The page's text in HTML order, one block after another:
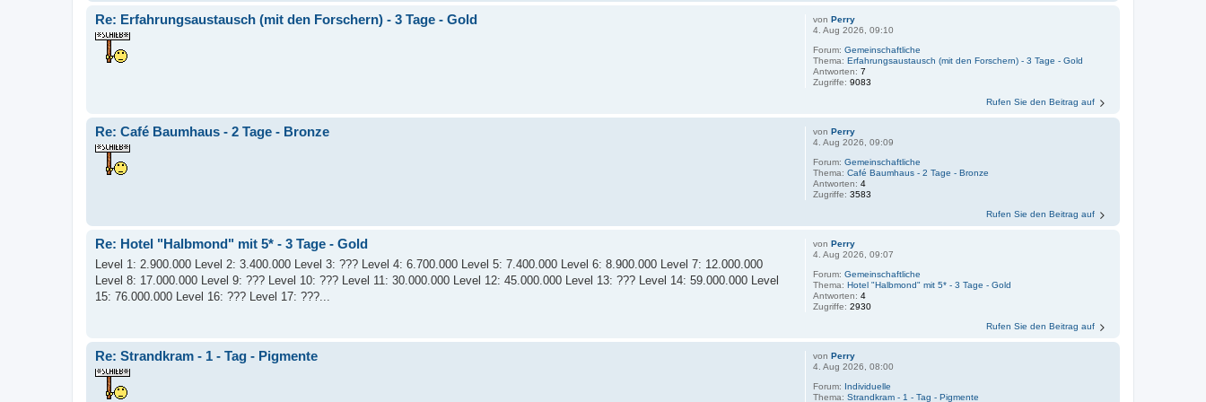
vonPerry
4. Aug 2026, 09:10
Forum:Gemeinschaftliche
Thema:Erfahrungsaustausch (mit den Forschern) - 3 Tage - Gold
Antworten:7
Zugriffe:9083
Re: Erfahrungsaustausch (mit den Forschern) - 3 Tage - Gold
Rufen Sie den Beitrag auf
vonPerry
4. Aug 2026, 09:09
Forum:Gemeinschaftliche
Thema:Café Baumhaus - 2 Tage - Bronze
Antworten:4
Zugriffe:3583
Re: Café Baumhaus - 2 Tage - Bronze
Rufen Sie den Beitrag auf
vonPerry
4. Aug 2026, 09:07
Forum:Gemeinschaftliche
Thema:Hotel "Halbmond" mit 5* - 3 Tage - Gold
Antworten:4
Zugriffe:2930
Re: Hotel "Halbmond" mit 5* - 3 Tage - Gold
Level 1: 2.900.000 Level 2: 3.400.000 Level 3: ??? Level 4: 6.700.000 Level 5: 7.400.000 Level 6: 8.900.000 Level 7: 12.000.000
Level 8: 17.000.000 Level 9: ??? Level 10: ??? Level 11: 30.000.000 Level 12: 45.000.000 Level 13: ??? Level 14: 59.000.000 Level
15: 76.000.000 Level 16: ??? Level 17: ???...
Rufen Sie den Beitrag auf
vonPerry
4. Aug 2026, 08:00
Forum: Individuelle
Thema:Strandkram - 1 - Tag - Pigmente
Re: Strandkram - 1 - Tag - Pigmente